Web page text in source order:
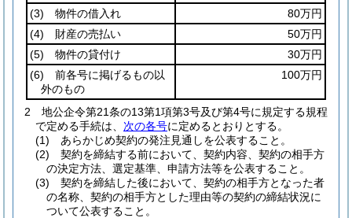
(3) 物件の借入れ
80万円
(4) 財産の売払い
50万円
(5) 物件の貸付け
30万円
(6) 前各号に掲げるもの以
外のもの
100万円
2
地公企令第21条の13第1項第3号及び第4号に規定する規程
で定める手続は、 次の各号に定めるとおりとする。
(1)
あらかじめ契約の発注見通しを公表すること。
(2)
契約を締結する前において、契約内容、契約の相手方
の決定方法、選定基準、申請方法等を公表すること。
(3)
契約を締結した後において、契約の相手方となった者
の名称、契約の相手方とした理由等の契約の締結状況に
ついて公表すること。